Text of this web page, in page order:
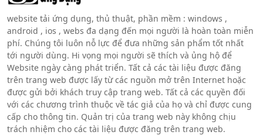
website tải ứng dụng, thủ thuật, phần mềm : windows ,
android , ios , webs đa dạng đến mọi người là hoàn toàn miễn
phí. Chúng tôi luôn nỗ lực để đưa những sản phẩm tốt nhất
tới người dùng. Hi vọng mọi người sẽ thích và ủng hộ để
Website ngày càng phát triển. Tất cả các tài liệu được đăng
trên trang web được lấy từ các nguồn mở trên Internet hoặc
được gửi bởi khách truy cập trang web. Tất cả các quyền đối
với các chương trình thuộc về tác giả của họ và chỉ được cung
cấp cho thông tin. Quản trị của trang web này không chịu
trách nhiệm cho các tài liệu được đăng trên trang web.